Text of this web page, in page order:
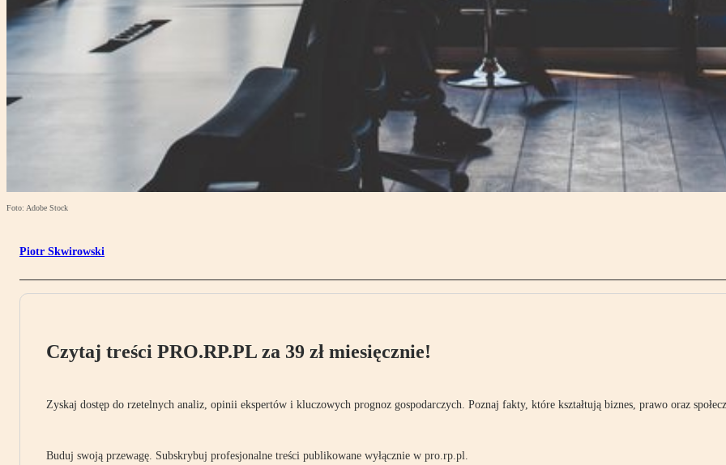
Foto: Adobe Stock
Piotr Skwirowski
Czytaj treści PRO.RP.PL za 39 zł miesięcznie!
Zyskaj dostęp do rzetelnych analiz, opinii ekspertów i kluczowych prognoz gospodarczych. Poznaj fakty, które kształtują biznes, prawo oraz
Buduj swoją przewagę. Subskrybuj profesjonalne treści publikowane wyłącznie w pro.rp.pl.